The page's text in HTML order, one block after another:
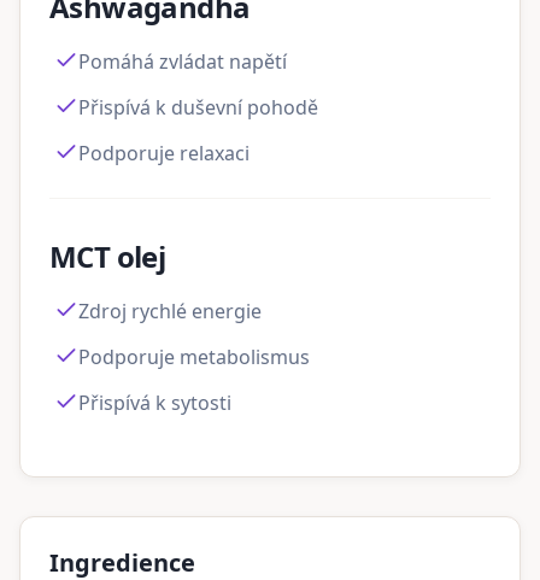
Pomáhá zvládat napětí
Přispívá k duševní pohodě
Podporuje relaxaci
MCT olej
Zdroj rychlé energie
Podporuje metabolismus
Přispívá k sytosti
Ingredience